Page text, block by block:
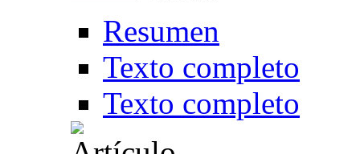
Resumen
Texto completo
Texto completo